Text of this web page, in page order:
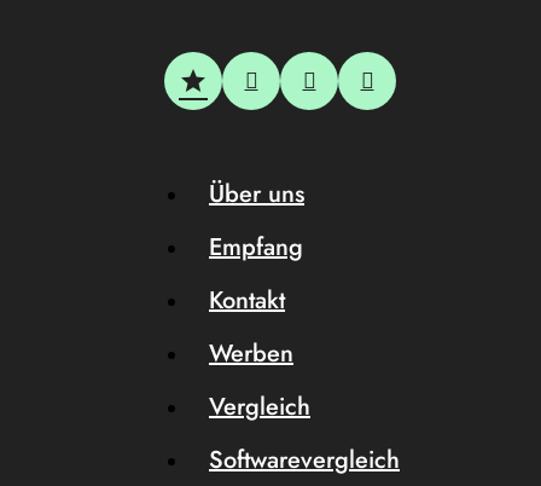
Über uns
Empfang
Kontakt
Werben
Vergleich
Softwarevergleich